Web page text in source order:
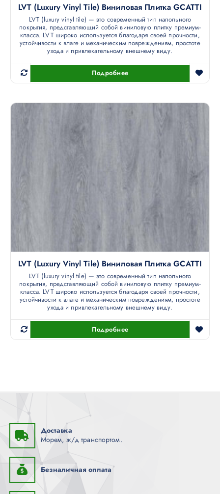
LVT (luxury Vinyl Tile) Виниловая Плитка GCATTI
LVT (luxury vinyl tile) — это современный тип напольного
покрытия, представляющий собой виниловую плитку премиум-
класса. LVT широко используется благодаря своей прочности,
устойчивости к влаге и механическим повреждениям, простоте
ухода и привлекательному внешнему виду.
Подробнее
LVT (luxury Vinyl Tile) Виниловая Плитка GCATTI
LVT (luxury vinyl tile) — это современный тип напольного
покрытия, представляющий собой виниловую плитку премиум-
класса. LVT широко используется благодаря своей прочности,
устойчивости к влаге и механическим повреждениям, простоте
ухода и привлекательному внешнему виду.
Подробнее
Доставка
Морем, ж/д транспортом.
Безналичная оплата